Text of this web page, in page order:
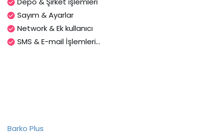
Sayım & Ayarlar
Network & Ek kullanıcı
SMS & E-mail İşlemleri...
Barko Plus